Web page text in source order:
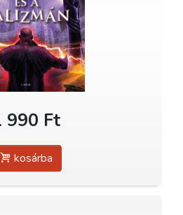
990 Ft
kosárba